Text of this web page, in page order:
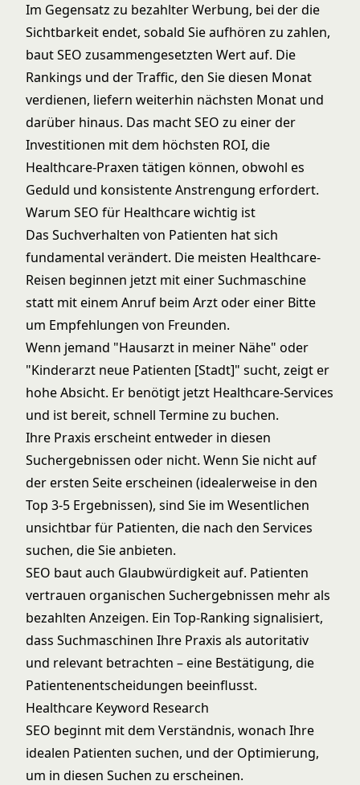
Im Gegensatz zu bezahlter Werbung, bei der die
Sichtbarkeit endet, sobald Sie aufhören zu zahlen,
baut SEO zusammengesetzten Wert auf. Die
Rankings und der Traffic, den Sie diesen Monat
verdienen, liefern weiterhin nächsten Monat und
darüber hinaus. Das macht SEO zu einer der
Investitionen mit dem höchsten ROI, die
Healthcare-Praxen tätigen können, obwohl es
Geduld und konsistente Anstrengung erfordert.
Warum SEO für Healthcare wichtig ist
Das Suchverhalten von Patienten hat sich
fundamental verändert. Die meisten Healthcare-
Reisen beginnen jetzt mit einer Suchmaschine
statt mit einem Anruf beim Arzt oder einer Bitte
um Empfehlungen von Freunden.
Wenn jemand "Hausarzt in meiner Nähe" oder
"Kinderarzt neue Patienten [Stadt]" sucht, zeigt er
hohe Absicht. Er benötigt jetzt Healthcare-Services
und ist bereit, schnell Termine zu buchen.
Ihre Praxis erscheint entweder in diesen
Suchergebnissen oder nicht. Wenn Sie nicht auf
der ersten Seite erscheinen (idealerweise in den
Top 3-5 Ergebnissen), sind Sie im Wesentlichen
unsichtbar für Patienten, die nach den Services
suchen, die Sie anbieten.
SEO baut auch Glaubwürdigkeit auf. Patienten
vertrauen organischen Suchergebnissen mehr als
bezahlten Anzeigen. Ein Top-Ranking signalisiert,
dass Suchmaschinen Ihre Praxis als autoritativ
und relevant betrachten – eine Bestätigung, die
Patientenentscheidungen beeinflusst.
Healthcare Keyword Research
SEO beginnt mit dem Verständnis, wonach Ihre
idealen Patienten suchen, und der Optimierung,
um in diesen Suchen zu erscheinen.